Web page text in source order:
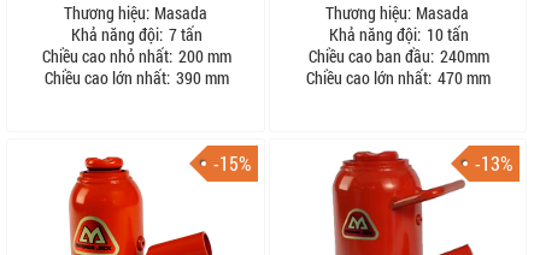
Thương hiệu: Masada
Khả năng đội: 7 tấn
Chiều cao nhỏ nhất: 200 mm
Chiều cao lớn nhất: 390 mm
Thương hiệu: Masada
Khả năng đội: 10 tấn
Chiều cao ban đầu: 240mm
Chiều cao lớn nhất: 470 mm
-15% -13%